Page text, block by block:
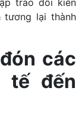
trao dồi kiến
tương lại thành
các
tế đến